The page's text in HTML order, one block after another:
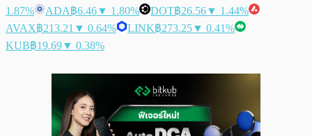
1.87%
ADA฿6.46▼ 1.80% DOT฿26.56▼ 1.44%
AVAX฿213.21 ▼ 0.64% LINK฿273.25▼ 0.41%
KUB฿19.69▼ 0.38%